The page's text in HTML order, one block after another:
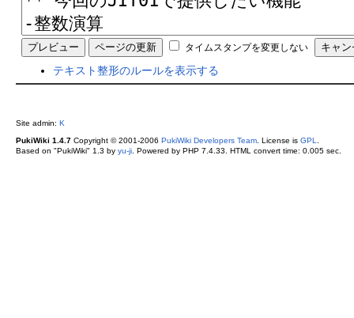
タイムスタンプを変更しない
テキスト整形のルールを表示する
Site admin: K
PukiWiki 1.4.7Copyright © 2001-2006 PukiWiki Developers Team. License is GPL
Based on "PukiWiki" 1.3 by yu-ji. Powered by PHP 7.4.33. HTML convert time: 0.005 sec.